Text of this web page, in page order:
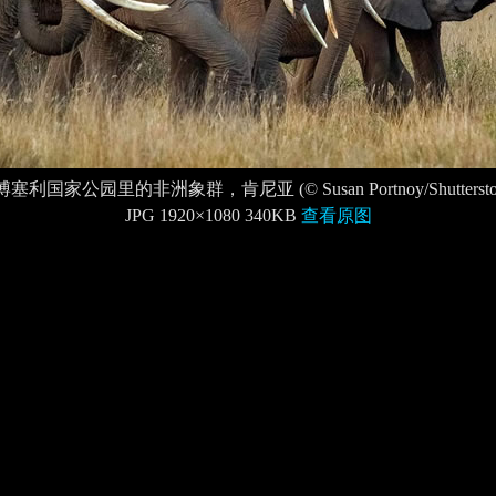
塞利国家公园里的非洲象群，肯尼亚 (© Susan Portnoy/
JPG 1920×1080 340KB 查看原图